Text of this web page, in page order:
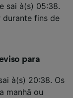
sai à(s) 05:38.
durante fins de
para
à(s) 20:38. Os
manhã ou